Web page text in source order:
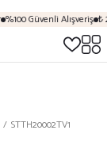
%100 Güvenli Alışveriş ₺
STTH20002TV1